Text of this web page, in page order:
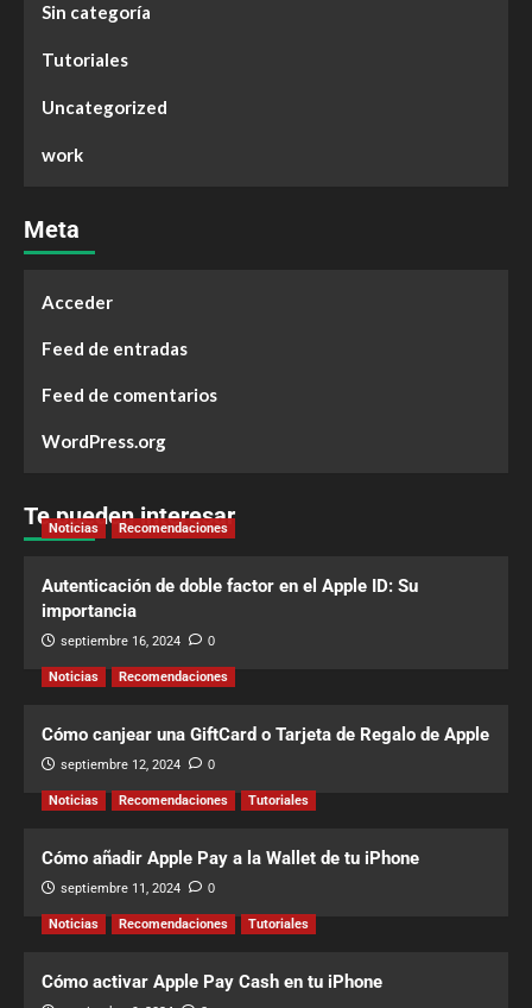
Sin categoría
Tutoriales
Uncategorized
work
Meta
Acceder
Feed de entradas
Feed de comentarios
WordPress.org
Te pueden interesar
Noticias Recomendaciones
Autenticación de doble factor en el Apple ID: Su
importancia
septiembre 16, 2024 0
Noticias Recomendaciones
Cómo canjear una GiftCard o Tarjeta de Regalo de Apple
septiembre 12, 2024 0
Noticias Recomendaciones Tutoriales
Cómo añadir Apple Pay a la Wallet de tu iPhone
septiembre 11, 2024 0
Noticias Recomendaciones Tutoriales
Cómo activar Apple Pay Cash en tu iPhone